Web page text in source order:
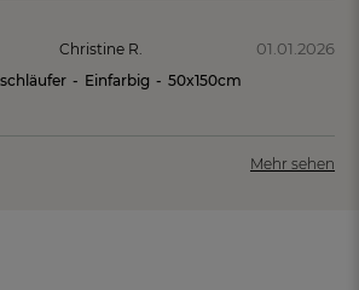
Christine R. 01.01.2026
- Einfarbig - 50x150cm
Mehr sehen